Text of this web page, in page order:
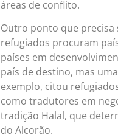
áreas de conflito.
Outro ponto que precisa
refugiados procuram
países em
país de destino, mas
exemplo, citou
como tradutores em
tradição Halal, que
do Alcorão.